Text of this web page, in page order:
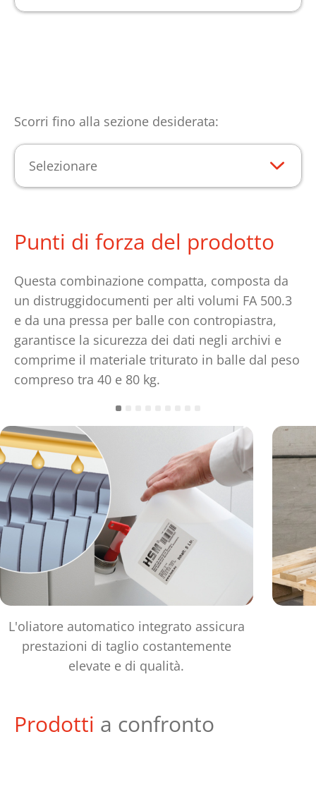
Scorri fino alla sezione desiderata:
Selezionare
Punti di forza del prodotto
Questa combinazione compatta, composta da
un distruggidocumenti per alti volumi FA 500.3
e da una pressa per balle con contropiastra,
garantisce la sicurezza dei dati negli archivi e
comprime il materiale triturato in balle dal peso
compreso tra 40 e 80 kg.
L'oliatore automatico integrato assicura
prestazioni di taglio costantemente
elevate e di qualità.
Prodotti a confronto